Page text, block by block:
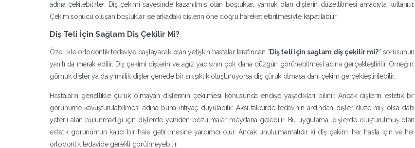
adına çekilebilirler. Diş çekimi sayesinde kazanılmış olan boşluklar, yamuk olan dişlerin düzeltilmesi amacıyla kullanılır.
Çekim sonucu oluşan boşluklar ise arkadaki dişlerin öne doğru hareket ettirilmesiyle kapatılabilir.
Diş Teli İçin Sağlam Diş Çekilir Mi?
Özellikle ortodontik tedaviye başlayacak olan yetişkin hastalar tarafından “Diş teli için sağlam diş çekilir mi?” sorusunun
yanıtı da merak edilir. Diş çekimi dişlerin ve ağız yapısının çok daha düzgün görünebilmesi adına gerçekleştirilir. Örneğin;
gömük dişler ya da yirmilik dişler çenede bir sıkışıklık oluşturuyorsa diş çürük olmasa dahi çekim gerçekleştirilebilir.
Hastaların genellikle çürük olmayan dişlerinin çekilmesi konusunda endişe yaşadıkları bilinir. Ancak dişlerin estetik bir
görünüme kavuşturulabilmesi adına buna ihtiyaç duyulabilir. Aksi takdirde tedavinin ardından dişler düzelmiş olsa dahi
yeterli alan bulunmadığı için dişlerde yeniden bozulmalar meydana gelebilir. Bu uygulama, dişlerde oluşturulmuş olan
estetik görünümün kalıcı bir hale getirilmesine yardımcı olur. Ancak unutulmamalıdır ki diş çekimi her hasta için ve her
ortodontik tedavide gerekli görülmeyebilir.